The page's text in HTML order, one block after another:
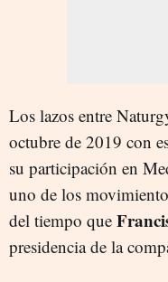
Los lazos entre
octubre de 2019 con
su participación en
uno de los
del tiempo que
presidencia de la